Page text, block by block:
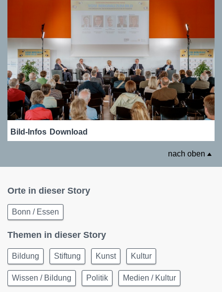
Bild-Infos Download
nach oben
Orte in dieser Story
Bonn / Essen
Themen in dieser Story
Bildung Stiftung Kunst Kultur
Wissen / Bildung Politik Medien / Kultur